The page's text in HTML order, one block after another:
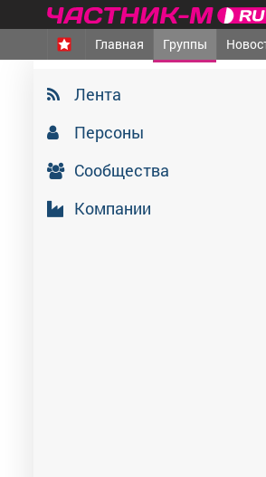
Главная Группы
Лента
Персоны
Сообщества
Компании